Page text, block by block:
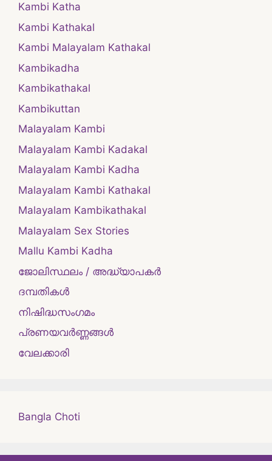
Kambi Katha
Kambi Kathakal
Kambi Malayalam Kathakal
Kambikadha
Kambikathakal
Kambikuttan
Malayalam Kambi
Malayalam Kambi Kadakal
Malayalam Kambi Kadha
Malayalam Kambi Kathakal
Malayalam Kambikathakal
Malayalam Sex Stories
Mallu Kambi Kadha
ജോലിസ്ഥലം / അദ്ധ്യാപകർ
ദമ്പതികള്‍
നിഷിദ്ധസംഗമം
പ്രണയവർണ്ണങ്ങൾ
വേലക്കാരി
Bangla Choti